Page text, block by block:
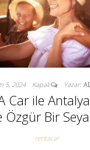
5, 2024 Kapalı Yazar:
Car ile
Özgür Bir
rentacar